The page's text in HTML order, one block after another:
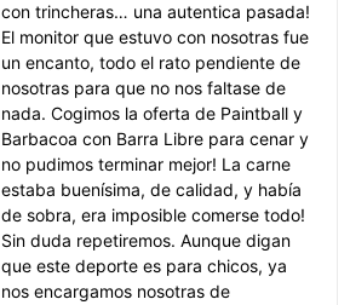
con trincheras… una autentica pasada!
El monitor que estuvo con nosotras fue
un encanto, todo el rato pendiente de
nosotras para que no nos faltase de
nada. Cogimos la oferta de Paintball y
Barbacoa con Barra Libre para cenar y
no pudimos terminar mejor! La carne
estaba buenísima, de calidad, y había
de sobra, era imposible comerse todo!
Sin duda repetiremos. Aunque digan
que este deporte es para chicos, ya
nos encargamos nosotras de